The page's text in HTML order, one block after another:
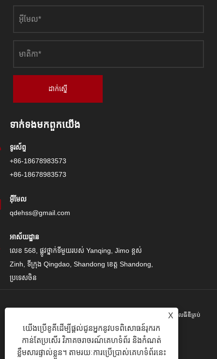
ដាក់ស្នើ
ទាក់ទង​មក​ពួក​យើង
ទូរស័ព្ទ
+86-18678983573
+86-18678983573
អ៊ីមែល
qdehss@gmail.com
អាស័យដ្ឋាន
លេខ 568, ផ្លូវថ្នាក់ទីមួយរបស់ Yanqing, Jimo ខ្ពស់
Zinh, ទីក្រុង Qingdao, Shandong ខេត្ត Shandong,
ប្រទេសចិន
រក្សាសិទ្ធិ© 2024 Qingdao Eihe Steel Steel Gropspors គ្រុបគ្រុបខូអិលធីឌីគ្រប់
បែបយ៉ាង។
Links | Sitemap | RSS | XML | គោលការណ៍ឯកជនភាព
X
យើងប្រើខូគីដើម្បីផ្តល់ជូនអ្នកនូវបទពិសោធន៍រុករក
កាន់តែប្រសើរ វិភាគចរាចរណ៍គេហទំព័រ និងកំណត់
ខ្លឹមសារផ្ទាល់ខ្លួន។ តាមរយៈការប្រើប្រាស់គេហទំព័រនេះ